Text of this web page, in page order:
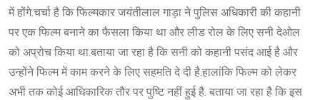
में होंगे.चर्चा है कि फिल्मकार जयंतीलाल गाड़ा ने पुलिस अधिकारी की कहानी
पर एक फिल्म बनाने का फैसला किया था और लीड रोल के लिए सनी देओल
को अप्रोच किया था.बताया जा रहा है कि सनी को कहानी पसंद आई है और
उन्होंने फिल्म में काम करने के लिए सहमति दे दी है.हालांकि फिल्म को लेकर
अभी तक कोई आधिकारिक तौर पर पुष्टि नहीं हुई है. बताया जा रहा है कि इस